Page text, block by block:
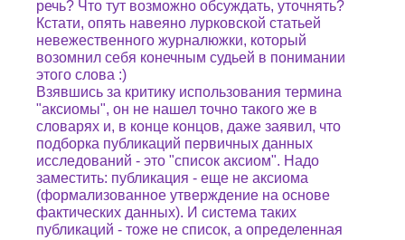
речь? Что тут возможно обсуждать, уточнять?
Кстати, опять навеяно лурковской статьей
невежественного журналюжки, который
возомнил себя конечным судьей в понимании
этого слова :)
Взявшись за критику использования термина
"аксиомы", он не нашел точно такого же в
словарях и, в конце концов, даже заявил, что
подборка публикаций первичных данных
исследований - это "список аксиом". Надо
заместить: публикация - еще не аксиома
(формализованное утверждение на основе
фактических данных). И система таких
публикаций - тоже не список, а определенная